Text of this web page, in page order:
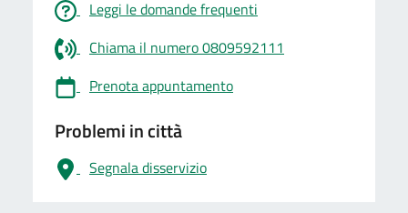
Leggi le domande frequenti
Chiama il numero 0809592111
Prenota appuntamento
Problemi in città
Segnala disservizio